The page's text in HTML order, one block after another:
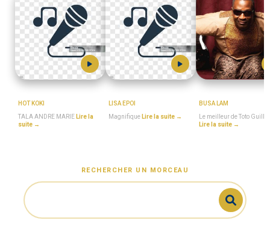
HOT KOKI
TALA ANDRE MARIE Lire la
suite →
LISA EPOI
Magnifique Lire la suite →
BUSA LAM
Le meilleur de Toto
Lire la suite →
RECHERCHER UN MORCEAU